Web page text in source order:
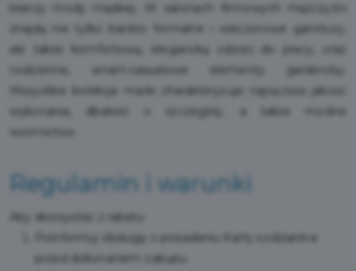
branży mody męskiej. W salonach firmowych mężczyźni
znajdą nie tylko bardzo formalne i wieczorowe garnitury,
ale także komfortową, elegancką odzież do pracy, oraz
codzienne, smart-casualowe elementy garderoby.
Wszystkie kolekcje marki charakteryzuje najwyższa jakość
wykonania, dbałość o szczegóły, a także modne
Regulamin i warunki
Aby skorzystać z rabatu:
Poinformuj obsługę o posiadaniu Karty Łodzianina
przed dokonaniem zakupu.